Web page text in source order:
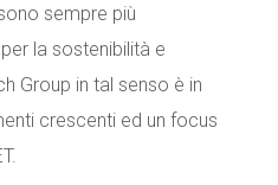
sempre più
la sostenibilità e
Group in tal senso è in
crescenti ed un focus